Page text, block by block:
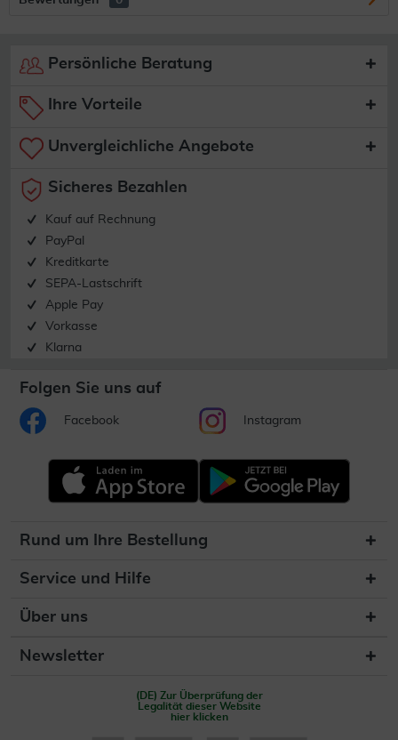
Persönliche Beratung
Ihre Vorteile
Unvergleichliche Angebote
Sicheres Bezahlen
Kauf auf Rechnung
PayPal
Kreditkarte
SEPA-Lastschrift
Apple Pay
Vorkasse
Klarna
Folgen Sie uns auf
Facebook Instagram
Rund um Ihre Bestellung
Service und Hilfe
Über uns
Newsletter
(DE) Zur Überprüfung der
Legalität dieser Website
hier klicken